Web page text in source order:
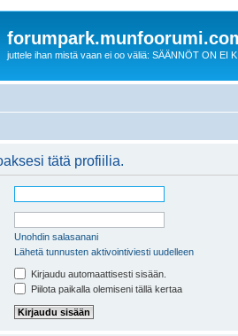
juttele ihan mistä vaan ei oo väliä: SÄÄNNÖT ON EI
tätä profiilia.
Unohdin salasanani
Lähetä tunnusten aktivointiviesti uudelleen
Kirjaudu automaattisesti sisään.
Piilota paikalla olemiseni tällä kertaa